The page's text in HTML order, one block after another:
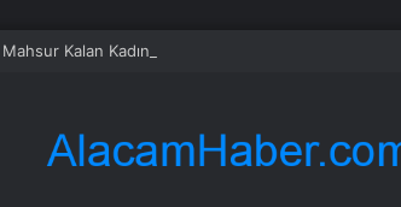
Kalan Kadın Kurtarıldı